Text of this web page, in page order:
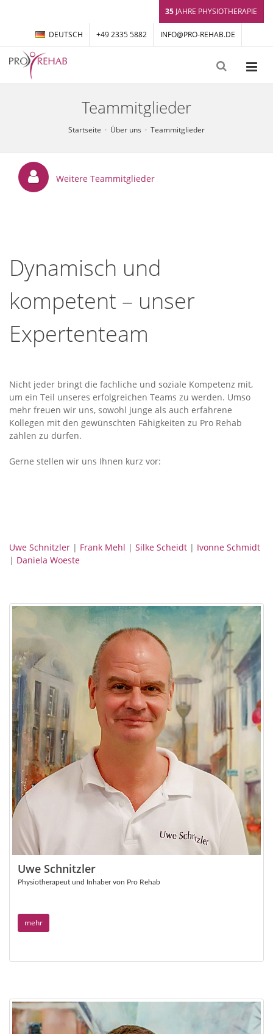
35 JAHRE PHYSIOTHERAPIE
DEUTSCH +49 2335 5882 INFO@PRO-REHAB.DE
Teammitglieder
Startseite Über uns Teammitglieder
Weitere Teammitglieder
Dynamisch und
kompetent – unser
Expertenteam
Nicht jeder bringt die fachliche und soziale Kompetenz mit,
um ein Teil unseres erfolgreichen Teams zu werden. Umso
mehr freuen wir uns, sowohl junge als auch erfahrene
Kollegen mit den gewünschten Fähigkeiten zu Pro Rehab
zählen zu dürfen.
Gerne stellen wir uns Ihnen kurz vor:
Uwe Schnitzler | Frank Mehl | Silke Scheidt | Ivonne Schmidt
| Daniela Woeste
Uwe Schnitzler
Physiotherapeut und Inhaber von Pro Rehab
mehr